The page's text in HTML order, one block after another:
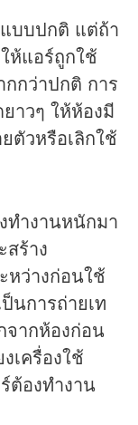
แบบปกติ แต่ถ้า
ห้แอร์ถูกใช้
กว่าปกติ การ
าวๆ ให้ห้องมี
ตัวหรือเลิกใช้
ทำงานหนักมา
สร้าง
หว่างก่อนใช้
นการถ่ายเท
จากห้องก่อน
เครื่องใช้
ต้องทำงาน